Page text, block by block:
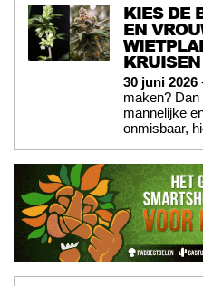
KIES DE
EN
KRUISEN
30 juni 2026
maken?
mannelijke
onmisbaar,